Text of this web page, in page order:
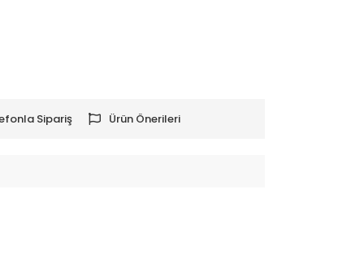
Sipariş Ürün Önerileri